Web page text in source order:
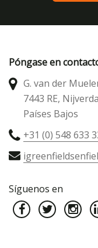
Póngase en
G. van der
7443 RE,
Países Bajos
+31 (0) 548 633
Síguenos en